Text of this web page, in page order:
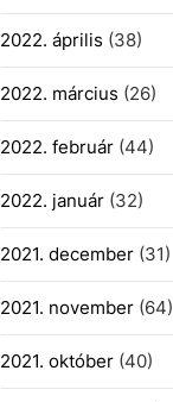
2022. április (38)
2022. március (26)
2022. február(44)
2022. január(32)
2021. december(31)
2021. november(64)
2021. október(40)